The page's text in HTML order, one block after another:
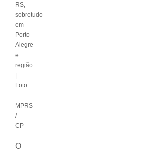
RS,
sobretudo
em
Porto
Alegre
e
região
|
Foto
:
MPRS
/
CP
O